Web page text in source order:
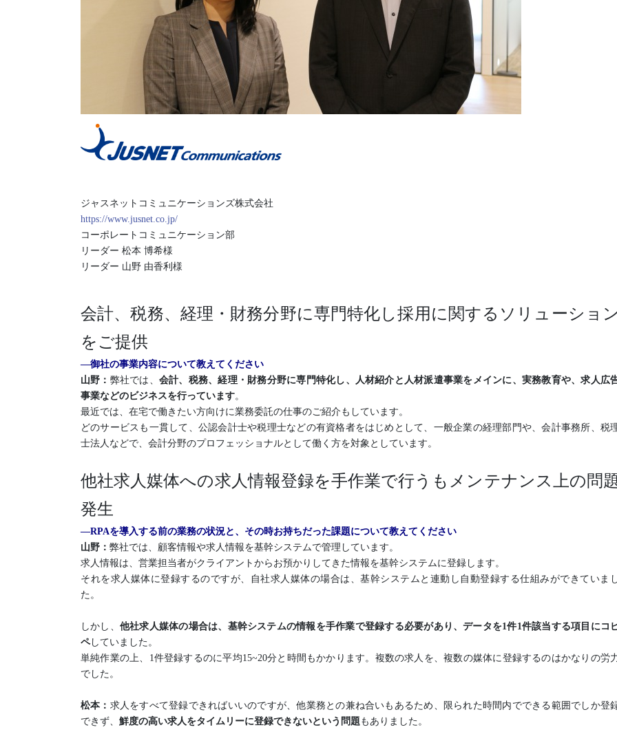
ジャスネットコミュニケーションズ株式会社
https://www.jusnet.co.jp/
コーポレートコミュニケーション部
リーダー 松本 博希様
リーダー 山野 由香利様
会計、税務、経理・財務分野に専門特化し採用に関するソリューショ
をご提供
―御社の事業内容について教えてください
山野： 弊社では、 会計、税務、経理・財務分野に専門特化し、人材紹介と人材派遣事業をメインに、実務教育や、求人広
事業などのビジネスを行っています。
最近では、在宅で働きたい方向けに業務委託の仕事のご紹介もしています。
どのサービスも一貫して、公認会計士や税理士などの有資格者をはじめとして、一般企業の経理部門や、会計事務所、税
士法人などで、会計分野のプロフェッショナルとして働く方を対象としています。
他社求人媒体への求人情報登録を手作業で行うもメンテナンス上の問
発生
―RPAを導入する前の業務の状況と、その時お持ちだった課題について教えてください
山野： 弊社では、顧客情報や求人情報を基幹システムで管理しています。
求人情報は、営業担当者がクライアントからお預かりしてきた情報を基幹システムに登録します。
それを求人媒体に登録するのですが、自社求人媒体の場合は、基幹システムと連動し自動登録する仕組みができていま
た。
しかし、 他社求人媒体の場合は、基幹システムの情報を手作業で登録する必要があり、データを1件1件該当する項目にコ
ペしていました。
単純作業の上、1件登録するのに平均15~20分と時間もかかります。複数の求人を、複数の媒体に登録するのはかなりの労
でした。
松本： 求人をすべて登録できればいいのですが、他業務との兼ね合いもあるため、限られた時間内でできる範囲でしか登
できず、 鮮度の高い求人をタイムリーに登録できないという問題 もありました。